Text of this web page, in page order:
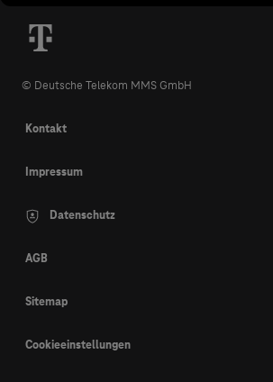
© Deutsche Telekom MMS GmbH
Kontakt
Impressum
Datenschutz
AGB
Sitemap
Cookieeinstellungen